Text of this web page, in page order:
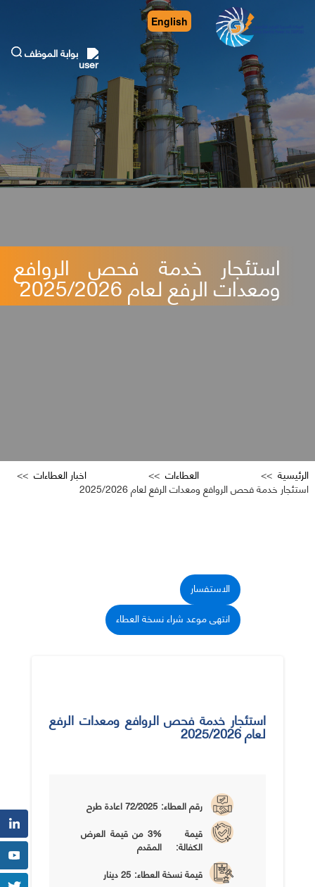
بوابة الموظف
English
استئجار خدمة فحص الروافع
ومعدات الرفع لعام 2025/2026
الرئيسية العطاءات
اخبار العطاءات
استئجار خدمة فحص الروافع ومعدات الرفع لعام 2025/2026
الاستفسار
انتهى موعد شراء نسخة العطاء
استئجار خدمة فحص الروافع ومعدات الرفع
لعام 2025/2026
رقم العطاء: 72/2025 اعادة طرح
قيمة
الكفالة:
3% من قيمة العرض
المقدم
قيمة نسخة العطاء: 25 دينار